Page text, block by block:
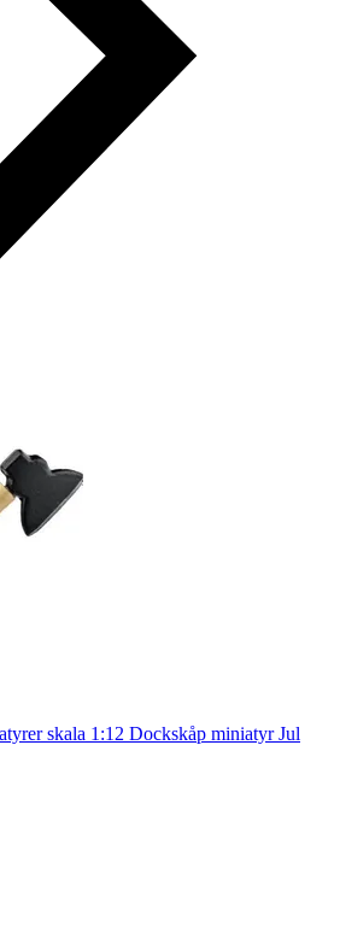
skala 1:12 Dockskåp miniatyr Jul